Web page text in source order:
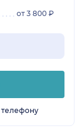
от 3 800 ₽
телефону